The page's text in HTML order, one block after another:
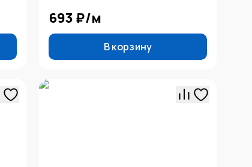
693 ₽/м
В корзину